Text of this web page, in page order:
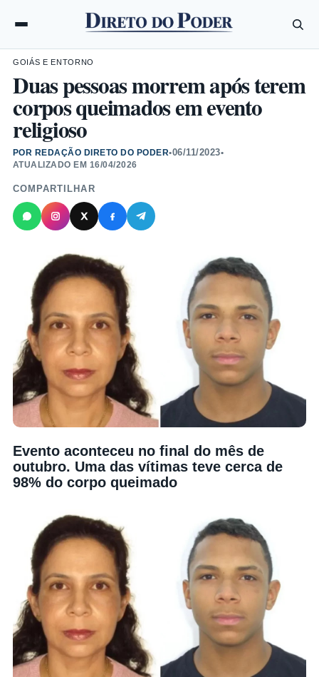
GOIÁS E ENTORNO
Duas pessoas morrem após terem
corpos queimados em evento
religioso
POR REDAÇÃO DIRETO DO PODER•06/11/2023•
ATUALIZADO EM 16/04/2026
COMPARTILHAR
Evento aconteceu no final do mês de
outubro. Uma das vítimas teve cerca de
98% do corpo queimado